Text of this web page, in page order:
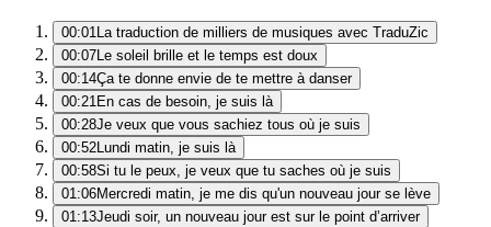
00:01La traduction de milliers de musiques avec TraduZic
00:07Le soleil brille et le temps est doux
00:14Ça te donne envie de te mettre à danser
00:21En cas de besoin, je suis là
00:28Je veux que vous sachiez tous où je suis
00:52Lundi matin, je suis là
00:58Si tu le peux, je veux que tu saches où je suis
01:06Mercredi matin, je me dis qu'un nouveau jour se lève
01:13Jeudi soir, un nouveau jour est sur le point d’arriver